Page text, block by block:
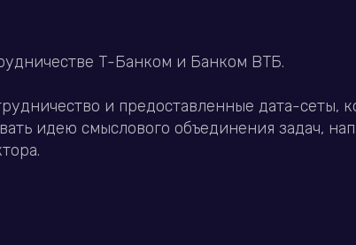
Т-Банком и Банком ВТБ.
и предоставленные дата-сеты,
идею смыслового объединения задач,